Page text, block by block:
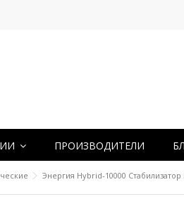
ПРОИЗВОДИТЕЛИ
Энергия Hybrid-10000